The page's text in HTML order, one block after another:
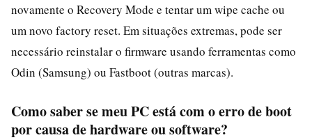
novamente o Recovery Mode e tentar um wipe cache ou
um novo factory reset. Em situações extremas, pode ser
necessário reinstalar o firmware usando ferramentas como
Odin (Samsung) ou Fastboot (outras marcas).
Como saber se meu PC está com o erro de boot
por causa de hardware ou software?